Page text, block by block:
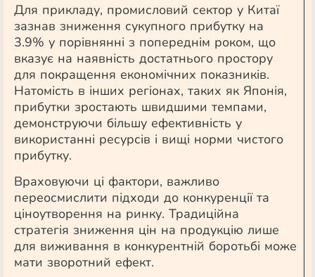
Для прикладу, промисловий сектор у Китаї
зазнав зниження сукупного прибутку на
3.9% у порівнянні з попереднім роком, що
вказує на наявність достатнього простору
для покращення економічних показників.
Натомість в інших регіонах, таких як Японія,
прибутки зростають швидшими темпами,
демонструючи більшу ефективність у
використанні ресурсів і вищі норми чистого
прибутку.
Враховуючи ці фактори, важливо
переосмислити підходи до конкуренції та
ціноутворення на ринку. Традиційна
стратегія зниження цін на продукцію лише
для виживання в конкурентній боротьбі може
мати зворотний ефект.